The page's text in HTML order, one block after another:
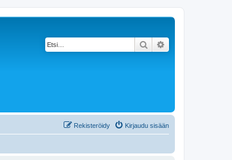
Etsi
Kirjaudu sisään
Rekisteröidy